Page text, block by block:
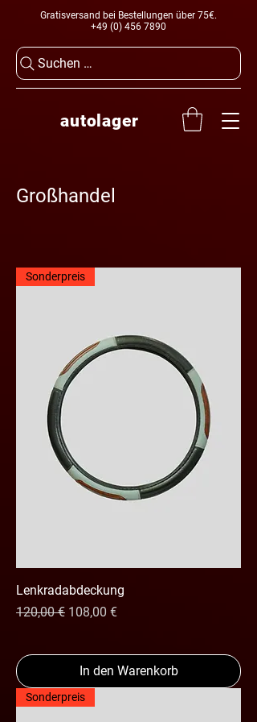
Gratisversand bei Bestellungen über 75€.
+49 (0) 456 7890
autolager
Suchen …
Großhandel
Sonderpreis
Lenkradabdeckung
Standardpreis
120,00 € Sale-Preis
108,00 €
In den Warenkorb
Sonderpreis